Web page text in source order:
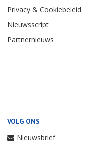
Privacy & Cookiebeleid
Nieuwsscript
Partnernieuws
VOLG ONS
Nieuwsbrief